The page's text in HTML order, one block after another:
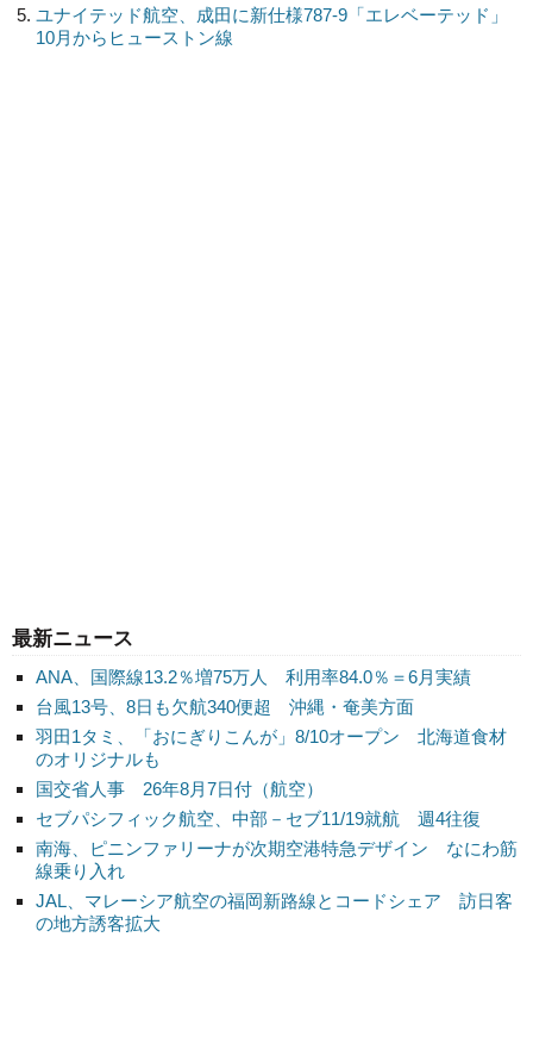
最新ニュース
ANA、国際線13.2％増75万人 利用率84.0％＝6月実績
台風13号、8日も欠航340便超 沖縄・奄美方面
羽田1タミ、「おにぎりこんが」8/10オープン 北海道食材
のオリジナルも
国交省人事 26年8月7日付（航空）
セブパシフィック航空、中部－セブ11/19就航 週4往復
南海、ピニンファリーナが次期空港特急デザイン なにわ筋
線乗り入れ
JAL、マレーシア航空の福岡新路線とコードシェア 訪日客
の地方誘客拡大
ユナイテッド航空、成田に新仕様787-9「エレベーテッド」
10月からヒューストン線